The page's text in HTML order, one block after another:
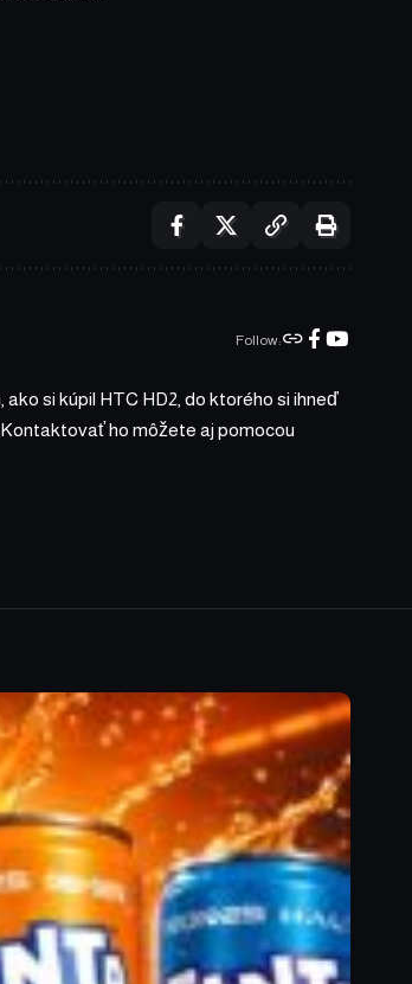
Follow:
si kúpil HTC HD2, do ktorého si ihneď
ho môžete aj pomocou